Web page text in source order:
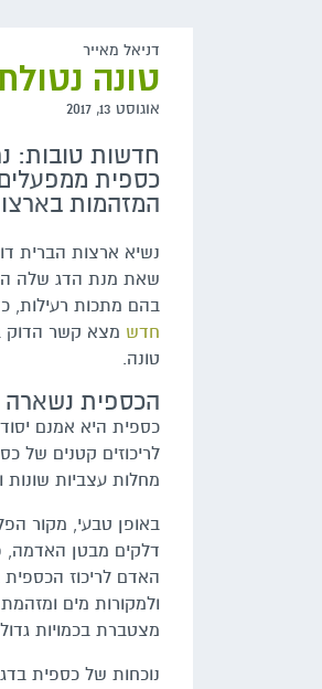
דניאל מאייר
טונה
אוגוסט 13, 2017
חדשות טובות:
כספית
המזהמות
נשיא ארצות הברית
שאת מנת הדג שלה
בהם מתכות רעילות,
חדש מצא קשר הדוק
טונה.
הכספית נשארה
כספית היא אמנם
לריכוזים קטנים של
מחלות עצביות שונות
באופן טבעי, מקור
דלקים מבטן האדמה,
האדם לריכוז
ולמקורות מים
מצטברת בכמויות
נוכחות של כספית